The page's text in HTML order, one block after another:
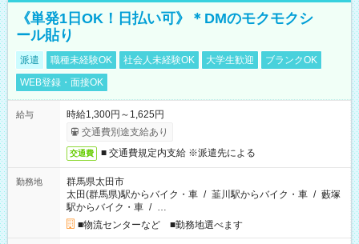
《単発1日OK！日払い可》＊DMのモクモクシ
ール貼り
派遣 職種未経験OK 社会人未経験OK 大学生歓迎
ブランクOK
WEB登録・面接OK
給与
時給1,300円～1,625円
交通費別途支給あり
交通費 ■ 交通費規定内支給 ※派遣先による
勤務地
群馬県太田市
太田(群馬県)駅からバイク・車 / 韮川駅からバイク・車 / 藪塚
駅からバイク・車 / …
■物流センターなど ■勤務地選べます